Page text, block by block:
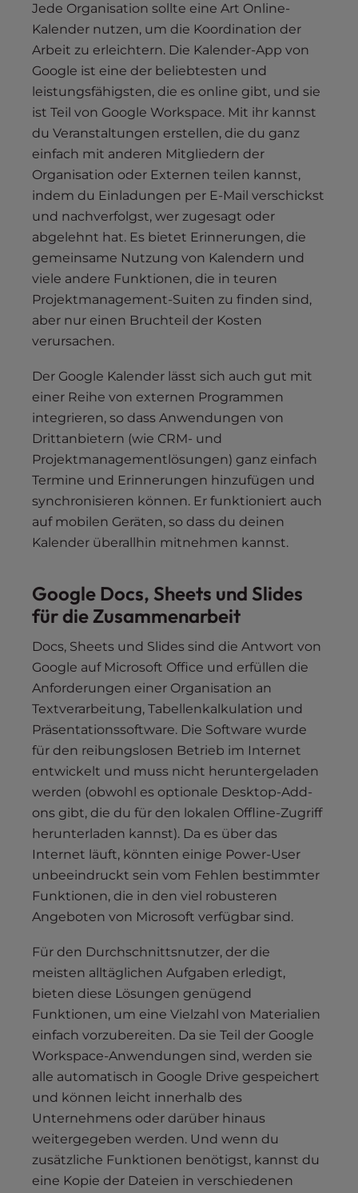
Jede Organisation sollte eine Art Online-
Kalender nutzen, um die Koordination der
Arbeit zu erleichtern. Die Kalender-App von
Google ist eine der beliebtesten und
leistungsfähigsten, die es online gibt, und sie
ist Teil von Google Workspace. Mit ihr kannst
du Veranstaltungen erstellen, die du ganz
einfach mit anderen Mitgliedern der
Organisation oder Externen teilen kannst,
indem du Einladungen per E-Mail verschickst
und nachverfolgst, wer zugesagt oder
abgelehnt hat. Es bietet Erinnerungen, die
gemeinsame Nutzung von Kalendern und
viele andere Funktionen, die in teuren
Projektmanagement-Suiten zu finden sind,
aber nur einen Bruchteil der Kosten
verursachen.
Der Google Kalender lässt sich auch gut mit
einer Reihe von externen Programmen
integrieren, so dass Anwendungen von
Drittanbietern (wie CRM- und
Projektmanagementlösungen) ganz einfach
Termine und Erinnerungen hinzufügen und
synchronisieren können. Er funktioniert auch
auf mobilen Geräten, so dass du deinen
Kalender überallhin mitnehmen kannst.
Google Docs, Sheets und Slides
für die Zusammenarbeit
Docs, Sheets und Slides sind die Antwort von
Google auf Microsoft Office und erfüllen die
Anforderungen einer Organisation an
Textverarbeitung, Tabellenkalkulation und
Präsentationssoftware. Die Software wurde
für den reibungslosen Betrieb im Internet
entwickelt und muss nicht heruntergeladen
werden (obwohl es optionale Desktop-Add-
ons gibt, die du für den lokalen Offline-Zugriff
herunterladen kannst). Da es über das
Internet läuft, könnten einige Power-User
unbeeindruckt sein vom Fehlen bestimmter
Funktionen, die in den viel robusteren
Angeboten von Microsoft verfügbar sind.
Für den Durchschnittsnutzer, der die
meisten alltäglichen Aufgaben erledigt,
bieten diese Lösungen genügend
Funktionen, um eine Vielzahl von Materialien
einfach vorzubereiten. Da sie Teil der Google
Workspace-Anwendungen sind, werden sie
alle automatisch in Google Drive gespeichert
und können leicht innerhalb des
Unternehmens oder darüber hinaus
weitergegeben werden. Und wenn du
zusätzliche Funktionen benötigst, kannst du
eine Kopie der Dateien in verschiedenen